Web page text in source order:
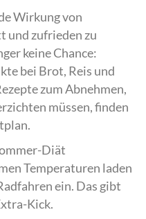
Wirkung von
und zufrieden zu
keine Chance:
bei Brot, Reis und
zum Abnehmen,
müssen, finden
Diät
Temperaturen laden
ein. Das gibt
Kick.